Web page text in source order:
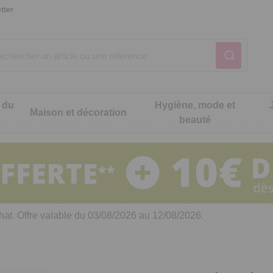
cuisine
Notre produit du
Notre produit du
Maison et décoration
Notre produit du
Hygiène, mode et
beauté
intimité
Notre produit du
Notre produit du
Notre produit du
Offre valable du 03/08/2026 au 12/08/2026.